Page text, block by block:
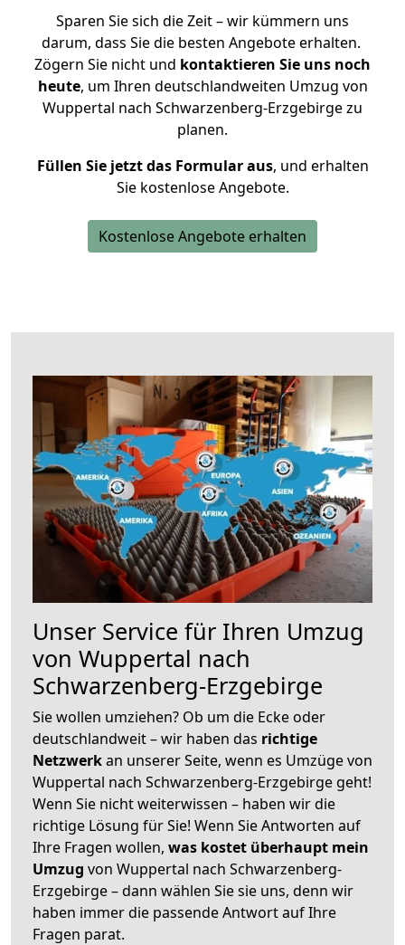
Sparen Sie sich die Zeit – wir kümmern uns
darum, dass Sie die besten Angebote erhalten.
Zögern Sie nicht und kontaktieren Sie uns noch
heute, um Ihren deutschlandweiten Umzug von
Wuppertal nach Schwarzenberg-Erzgebirge zu
planen.
Füllen Sie jetzt das Formular aus, und erhalten
Sie kostenlose Angebote.
Kostenlose Angebote erhalten
Unser Service für Ihren Umzug
von Wuppertal nach
Schwarzenberg-Erzgebirge
Sie wollen umziehen? Ob um die Ecke oder
deutschlandweit – wir haben das richtige
Netzwerkan unserer Seite, wenn es Umzüge von
Wuppertal nach Schwarzenberg-Erzgebirge geht!
Wenn Sie nicht weiterwissen – haben wir die
richtige Lösung für Sie! Wenn Sie Antworten auf
Ihre Fragen wollen, was kostet überhaupt mein
Umzug von Wuppertal nach Schwarzenberg-
Erzgebirge – dann wählen Sie sie uns, denn wir
haben immer die passende Antwort auf Ihre
Fragen parat.